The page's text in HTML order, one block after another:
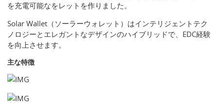
を充電可能なをレットを作りました。
Solar Wallet（ソーラーウォレット）はインテリジェントテク
ノロジーとエレガントなデザインのハイブリッドで、EDC経験
を向上させます。
主な特徴